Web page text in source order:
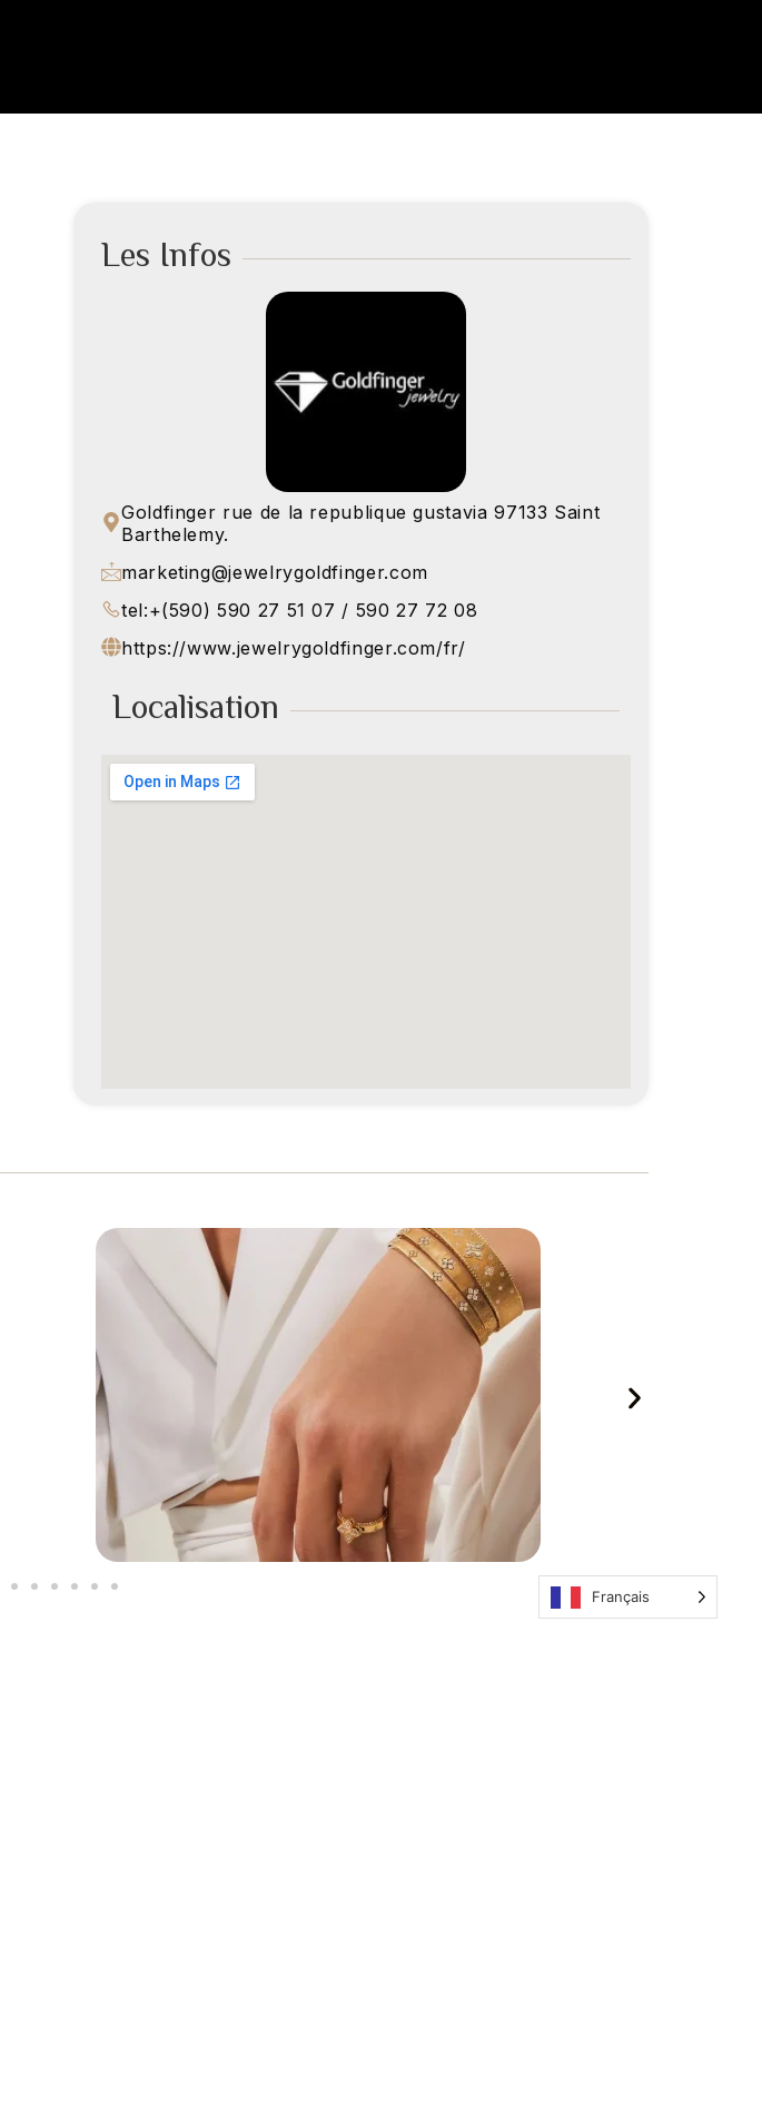
Les Infos
Goldfinger rue de la republique gustavia 97133 Saint
Barthelemy.
marketing@jewelrygoldfinger.com
tel:+(590) 590 27 51 07 / 590 27 72 08
https://www.jewelrygoldfinger.com/fr/
Localisation
Français